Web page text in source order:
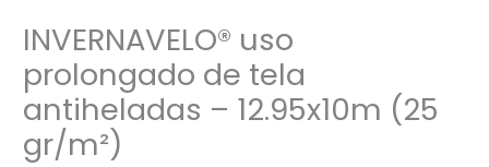
INVERNAVELO® uso
prolongado de tela
antiheladas – 12.95x10m (25
gr/m²)